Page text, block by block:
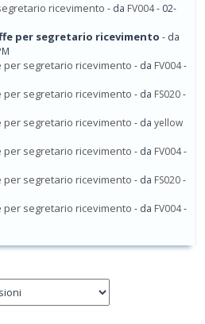
ricevimento - da FV004- 02-
per segretario ricevimento - da
per segretario ricevimento - da FV004-
per segretario ricevimento - da FS020-
per segretario ricevimento - da yellow
per segretario ricevimento - da FV004-
per segretario ricevimento - da FS020-
per segretario ricevimento - da FV004-